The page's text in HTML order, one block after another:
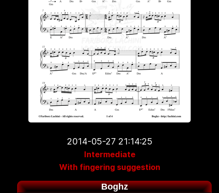
2014-05-27 21:14:25
Intermediate
With fingering suggestion
Boghz